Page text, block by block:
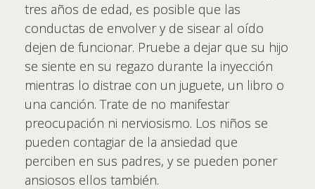
tres años de edad, es posible que las
conductas de envolver y de sisear al oído
dejen de funcionar. Pruebe a dejar que su hijo
se siente en su regazo durante la inyección
mientras lo distrae con un juguete, un libro o
una canción. Trate de no manifestar
preocupación ni nerviosismo. Los niños se
pueden contagiar de la ansiedad que
perciben en sus padres, y se pueden poner
ansiosos ellos también.